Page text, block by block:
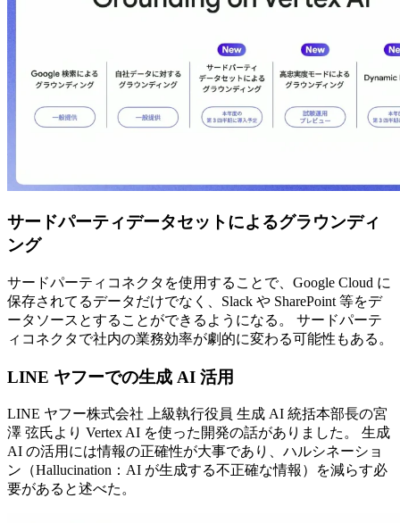
サードパーティデータセットによるグラウンディ
ング
サードパーティコネクタを使用することで、Google Cloud に
保存されてるデータだけでなく、Slack や SharePoint 等をデ
ータソースとすることができるようになる。 サードパーテ
ィコネクタで社内の業務効率が劇的に変わる可能性もある。
LINE ヤフーでの生成 AI 活用
LINE ヤフー株式会社 上級執行役員 生成 AI 統括本部長の宮
澤 弦氏より Vertex AI を使った開発の話がありました。 生成
AI の活用には情報の正確性が大事であり、ハルシネーショ
ン（Hallucination：AI が生成する不正確な情報）を減らす必
要があると述べた。